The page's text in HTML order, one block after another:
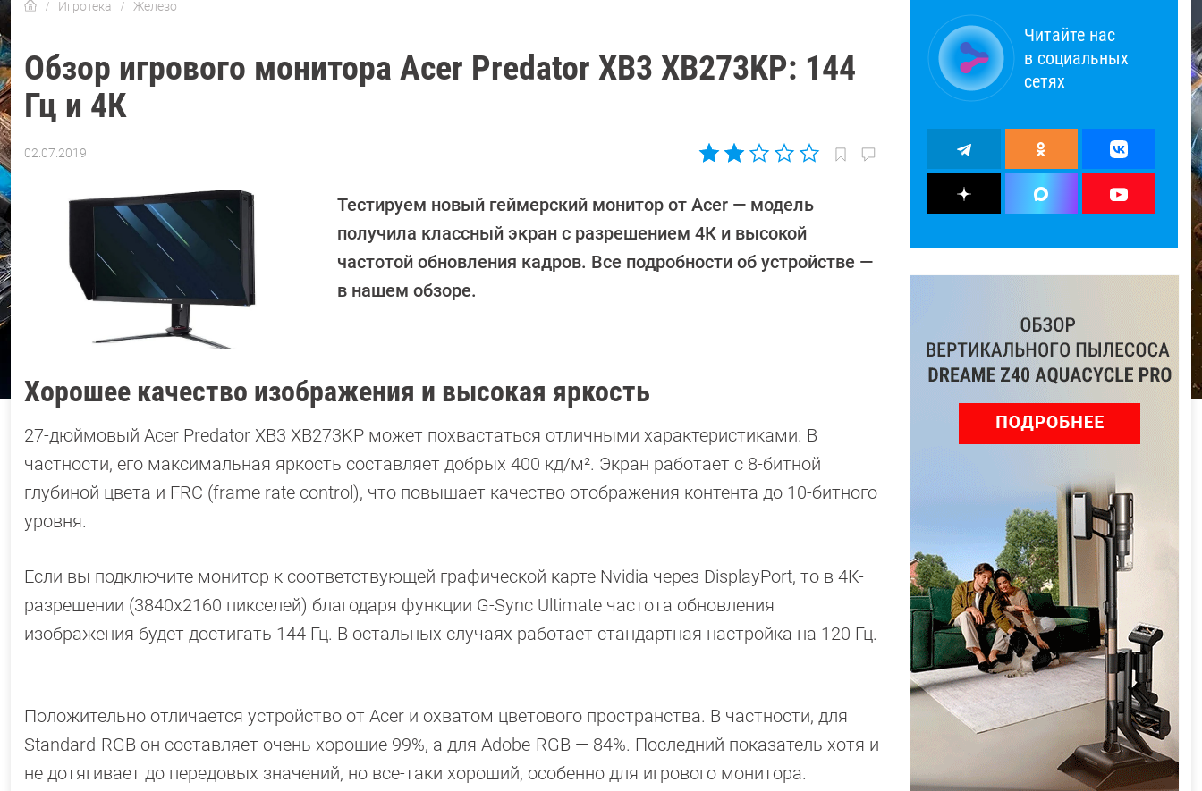
Игротека Железо
Обзор игрового монитора Acer Predator XB3 XB273KP: 144
Гц и 4К
02.07.2019
Дмитриева
Тестируем новый геймерский монитор от Acer — модель
получила классный экран с разрешением 4К и высокой
частотой обновления кадров. Все подробности об устройстве —
в нашем обзоре.
Хорошее качество изображения и высокая яркость
27-дюймовый Acer Predator XB3 XB273KP может похвастаться отличными характеристиками. В
частности, его максимальная яркость составляет добрых 400 кд/м². Экран работает с 8-битной
глубиной цвета и FRC (frame rate control), что повышает качество отображения контента до 10-битного
уровня.
Если вы подключите монитор к соответствующей графической карте Nvidia через DisplayPort, то в 4К-
разрешении (3840х2160 пикселей) благодаря функции G-Sync Ultimate частота обновления
изображения будет достигать 144 Гц. В остальных случаях работает стандартная настройка на 120 Гц.
Положительно отличается устройство от Acer и охватом цветового пространства. В частности, для
Standard-RGB он составляет очень хорошие 99%, а для Adobe-RGB — 84%. Последний показатель хотя и
не дотягивает до передовых значений, но все-таки хороший, особенно для игрового монитора.
Читайте нас
в социальных
сетях